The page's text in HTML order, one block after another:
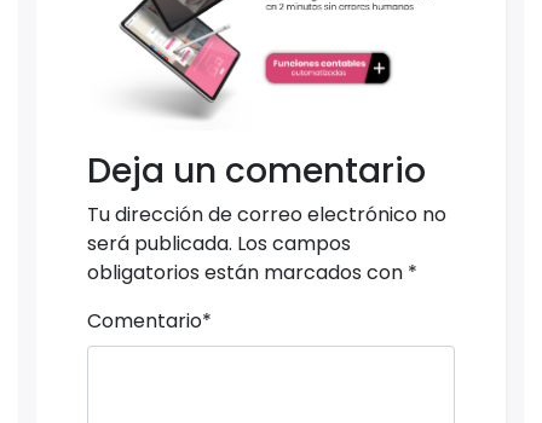
Deja un comentario
Tu dirección de correo electrónico no
será publicada. Los campos
obligatorios están marcados con *
Comentario*